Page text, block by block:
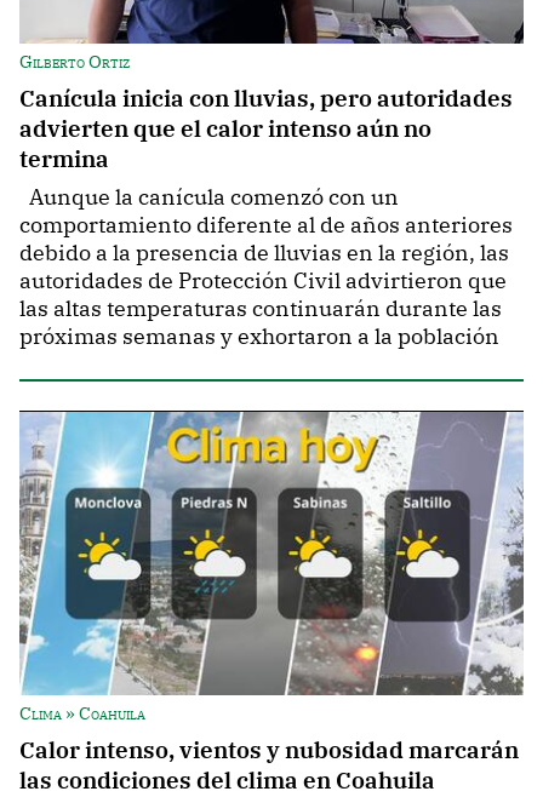
Gilberto Ortiz
Canícula inicia con lluvias, pero autoridades
advierten que el calor intenso aún no
termina
Aunque la canícula comenzó con un
comportamiento diferente al de años anteriores
debido a la presencia de lluvias en la región, las
autoridades de Protección Civil advirtieron que
las altas temperaturas continuarán durante las
próximas semanas y exhortaron a la población
Clima » Coahuila
Calor intenso, vientos y nubosidad marcarán
las condiciones del clima en Coahuila